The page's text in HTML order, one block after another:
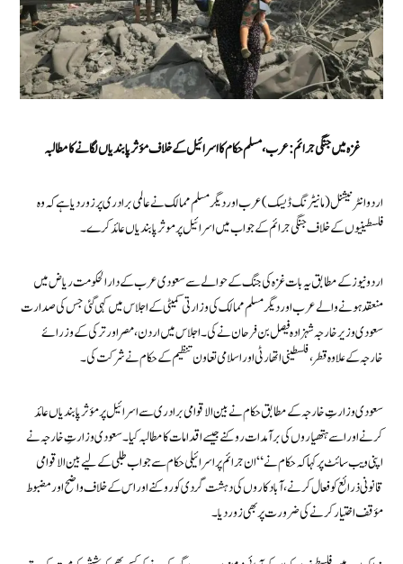
غزہ میں جنگی جرائم:عرب ،مسلم حکام کا اسرائیل کے خلاف مؤثر پابندیاں لگانے کا مطالبہ
اردو انٹرنیشنل (مانیٹرنگ ڈیسک) عرب اور دیگر مسلم ممالک نےعالمی برادری پر زور دیا ہے کہ وہ
فلسطینیوں کے خلاف جنگی جرائم کے جواب میں اسرائیل پر موثر پابندیاں عائد کرے۔
اردو نیوز کے مطابق یہ بات غزہ کی جنگ کے حوالے سے سعودی عرب کے دارالحکومت ریاض میں
منعقد ہونے والے عرب اور دیگر مسلم ممالک کی وزارتی کمیٹی کے اجلاس میں کہی گئی جس کی صدارت
سعودی وزیر خارجہ شہزادہ فیصل بن فرحان نے کی ۔اجلاس میں اردن، مصر اور ترکی کے وزرائے
خارجہ کے علاوہ قطر، فلسطینی اتھارٹی اور اسلامی تعاون تنظیم کے حکام نے شرکت کی۔
سعودی وزارتِ خارجہ کے مطابق حکام نے بین الاقوامی برادری سے اسرائیل پر مؤثر پابندیاں عائد
کرنے اور اسے ہتھیاروں کی برآمدات روکنے جیسے اقدامات کا مطالبہ کیا۔سعودی وزارتِ خارجہ نے
اپنی ویب سائٹ پر کہا کہ حکام نے “ان جرائم پر اسرائیلی حکام سے جواب طلبی کے لیے بین الاقوامی
قانونی ذرائع کو فعال کرنے، آبادکاروں کی دہشت گردی کو روکنے اور اس کے خلاف واضح اور مضبوط
مؤقف اختیار کرنے کی ضرورت پر بھی زور دیا۔